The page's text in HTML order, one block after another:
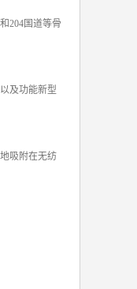
204国道等骨
及功能新型
吸附在无纺